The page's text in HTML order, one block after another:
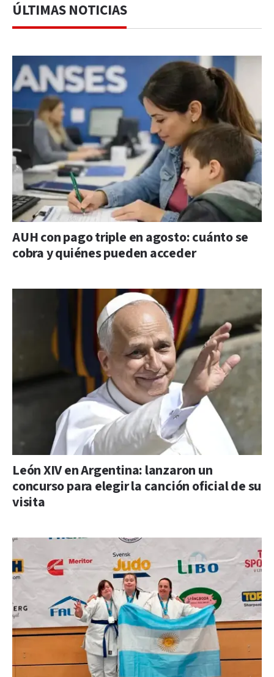
ÚLTIMAS NOTICIAS
AUH con pago triple en agosto: cuánto se
cobra y quiénes pueden acceder
León XIV en Argentina: lanzaron un
concurso para elegir la canción oficial de su
visita